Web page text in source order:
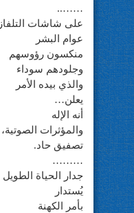
……..
على شاشات التلفاز
عوام البشر
منكسون رؤوسهم
وجلودهم سوداء
والذي بيده الأمر
يعلن…
أنه الإله
والمؤثرات الصوتية،
تصفيق حاد.
………
جدار الحياة الطويل
يُستدار
بأمر الكهنة